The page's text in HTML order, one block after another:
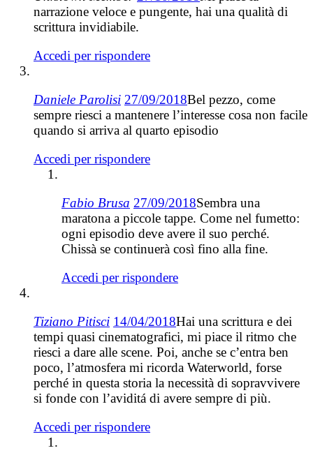
narrazione veloce e pungente, hai una qualità di
scrittura invidiabile.
Accedi per rispondere
Daniele Parolisi 27/09/2018Bel pezzo, come
sempre riesci a mantenere l’interesse cosa non facile
quando si arriva al quarto episodio
Accedi per rispondere
Fabio Brusa 27/09/2018Sembra una
maratona a piccole tappe. Come nel fumetto:
ogni episodio deve avere il suo perché.
Chissà se continuerà così fino alla fine.
Accedi per rispondere
Tiziano Pitisci 14/04/2018Hai una scrittura e dei
tempi quasi cinematografici, mi piace il ritmo che
riesci a dare alle scene. Poi, anche se c’entra ben
poco, l’atmosfera mi ricorda Waterworld, forse
perché in questa storia la necessità di sopravvivere
si fonde con l’aviditá di avere sempre di più.
Accedi per rispondere